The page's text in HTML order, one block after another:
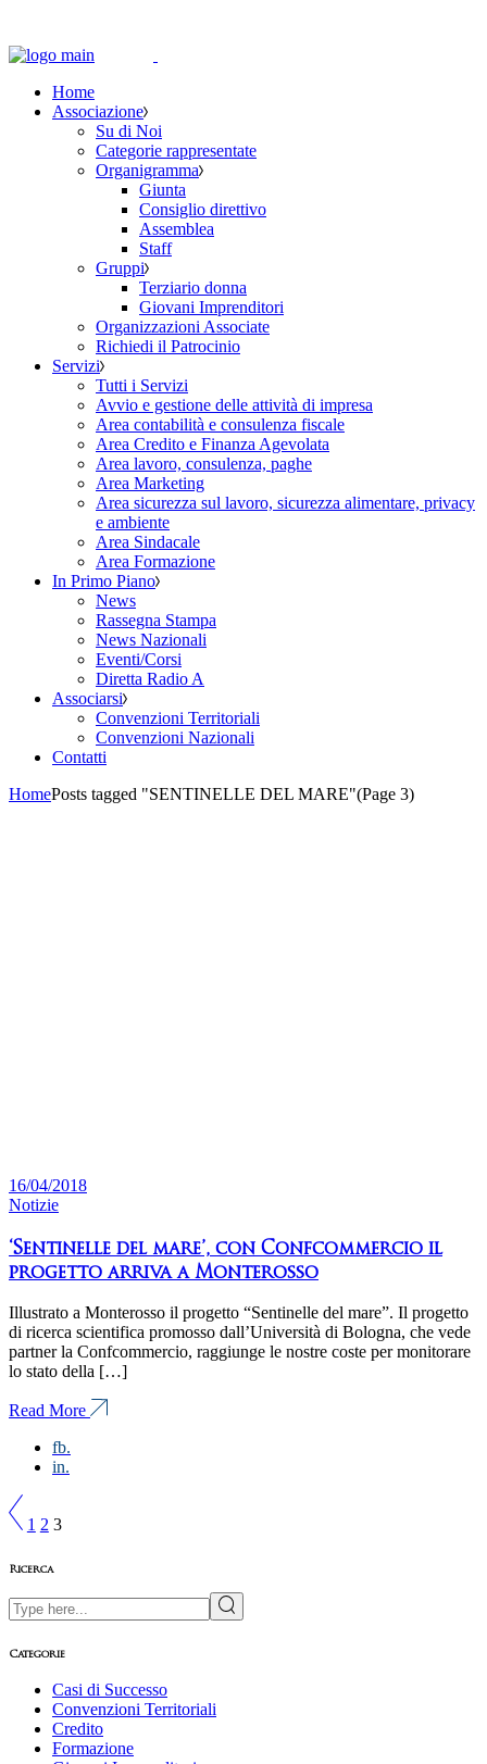
Home
Associazione
Su di Noi
Categorie rappresentate
Organigramma
Giunta
Consiglio direttivo
Assemblea
Staff
Gruppi
Terziario donna
Giovani Imprenditori
Organizzazioni Associate
Richiedi il Patrocinio
Servizi
Tutti i Servizi
Avvio e gestione delle attività di impresa
Area contabilità e consulenza fiscale
Area Credito e Finanza Agevolata
Area lavoro, consulenza, paghe
Area Marketing
Area sicurezza sul lavoro, sicurezza alimentare, privacy
e ambiente
Area Sindacale
Area Formazione
In Primo Piano
News
Rassegna Stampa
News Nazionali
Eventi/Corsi
Diretta Radio A
Associarsi
Convenzioni Territoriali
Convenzioni Nazionali
Contatti
HomePosts tagged "SENTINELLE DEL MARE"(Page 3)
16/04/2018
Notizie
‘Sentinelle del mare’, con Confcommercio il
progetto arriva a Monterosso
Illustrato a Monterosso il progetto “Sentinelle del mare”. Il progetto
di ricerca scientifica promosso dall’Università di Bologna, che vede
partner la Confcommercio, raggiunge le nostre coste per monitorare
lo stato della […]
Read More
fb.
in.
Paginazione
degli
articoli
1 2 3
Ricerca
Search
Categorie
Casi di Successo
Convenzioni Territoriali
Credito
Formazione